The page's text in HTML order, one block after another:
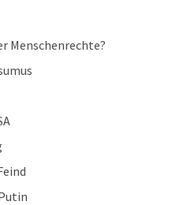
Menschenrechte?